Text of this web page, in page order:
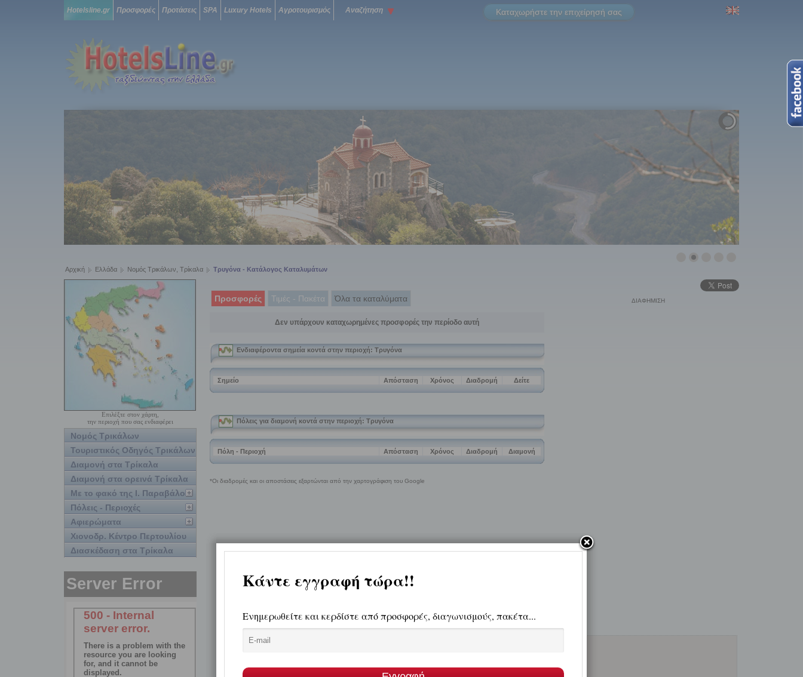
Hotelsline.gr Προσφορές Προτάσεις SPA Luxury Hotels Αγροτουρισμός Αναζήτηση Καταχωρήστε την επιχείρησή σας
Αρχική Ελλάδα Νομός Τρικάλων, Τρίκαλα Τρυγόνα - Κατάλογος Καταλυμάτων
Επιλέξτε στον χάρτη,
την περιοχή που σας ενδιαφέρει
Νομός Τρικάλων
Τουριστικός Οδηγός Τρικάλων
Διαμονή στα Τρίκαλα
Διαμονή στα ορεινά Τρίκαλα
Με το φακό της Ι. Παραβάλου
Πόλεις - Περιοχές
Αφιερώματα
Χιονοδρ. Κέντρο Περτουλίου
Διασκέδαση στα Τρίκαλα
Προσφορές Τιμές - Πακέτα Όλα τα καταλύματα
Δεν υπάρχουν καταχωρημένες προσφορές την περίοδο αυτή
ΔΙΑΦΗΜΙΣΗ